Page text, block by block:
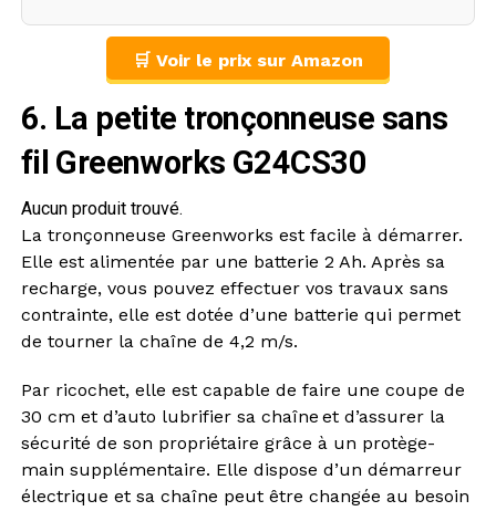
🛒 Voir le prix sur Amazon
6. La petite tronçonneuse sans
fil Greenworks G24CS30
Aucun produit trouvé.
La tronçonneuse Greenworks est facile à démarrer.
Elle est alimentée par une batterie 2 Ah. Après sa
recharge, vous pouvez effectuer vos travaux sans
contrainte, elle est dotée d’une batterie qui permet
de tourner la chaîne de 4,2 m/s.
Par ricochet, elle est capable de faire une coupe de
30 cm et d’auto lubrifier sa chaîne et d’assurer la
sécurité de son propriétaire grâce à un protège-
main supplémentaire. Elle dispose d’un démarreur
électrique et sa chaîne peut être changée au besoin